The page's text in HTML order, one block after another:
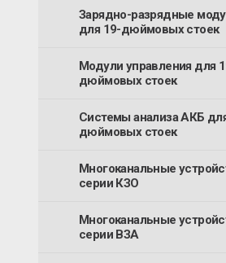
Зарядно-разрядные
для 19-дюймовых стоек
Модули управления для
дюймовых стоек
Системы анализа АКБ
дюймовых стоек
Многоканальные
серии КЗО
Многоканальные
серии ВЗА